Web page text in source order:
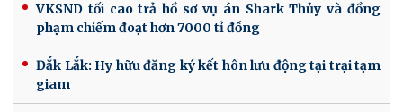
VKSND tối cao trả hồ sơ vụ án Shark Thủy và đồng
phạm chiếm đoạt hơn 7000 tỉ đồng
Đắk Lắk: Hy hữu đăng ký kết hôn lưu động tại trại tạm
giam